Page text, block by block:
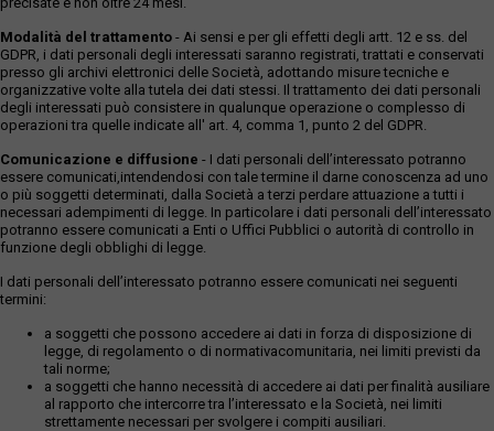
Modalità del trattamento - Ai sensi e per gli effetti degli artt. 12 e ss. del
GDPR, i dati personali degli interessati saranno registrati, trattati e conservati
presso gli archivi elettronici delle Società, adottando misure tecniche e
organizzative volte alla tutela dei dati stessi. Il trattamento dei dati personali
degli interessati può consistere in qualunque operazione o complesso di
operazioni tra quelle indicate all' art. 4, comma 1, punto 2 del GDPR.
Comunicazione e diffusione - I dati personali dell’interessato potranno
essere comunicati,intendendosi con tale termine il darne conoscenza ad uno
o più soggetti determinati, dalla Società a terzi perdare attuazione a tutti i
necessari adempimenti di legge. In particolare i dati personali dell’interessato
potranno essere comunicati a Enti o Uffici Pubblici o autorità di controllo in
funzione degli obblighi di legge.
I dati personali dell’interessato potranno essere comunicati nei seguenti
termini:
a soggetti che possono accedere ai dati in forza di disposizione di
legge, di regolamento o di normativacomunitaria, nei limiti previsti da
tali norme;
a soggetti che hanno necessità di accedere ai dati per finalità ausiliare
al rapporto che intercorre tra l’interessato e la Società, nei limiti
strettamente necessari per svolgere i compiti ausiliari.